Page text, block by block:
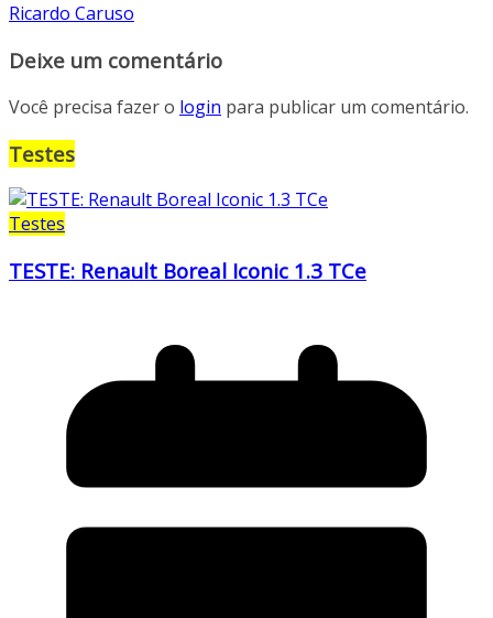
Ricardo Caruso
Deixe um comentário
Você precisa fazer o login para publicar um comentário.
Testes
Testes
TESTE: Renault Boreal Iconic 1.3 TCe